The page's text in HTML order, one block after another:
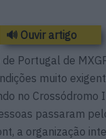
🔊 Ouvir artigo
Portugal de
muito
no Crossódromo
passaram
a organização